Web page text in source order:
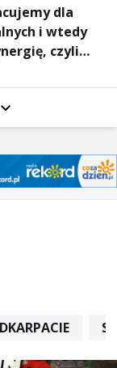
dla
i wtedy
czyli